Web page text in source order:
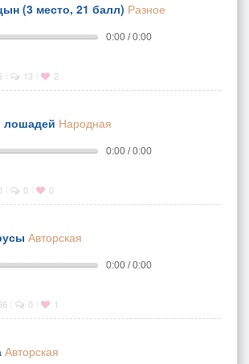
(3 место, 21 балл) Разное
0:00 / 0:00
13 2
лошадей Народная
0:00 / 0:00
0 0
Авторская
0:00 / 0:00
0 1
Авторская